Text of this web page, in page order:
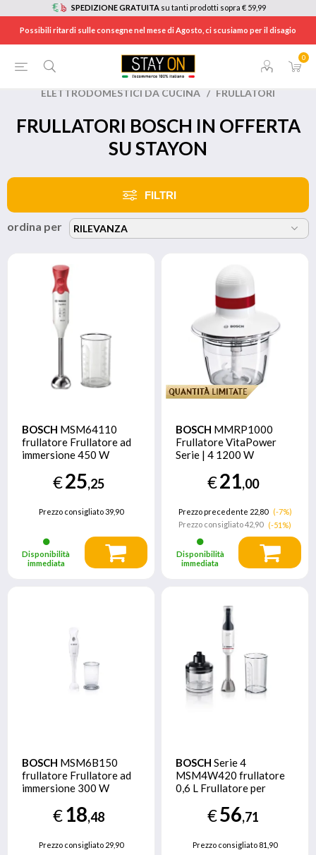
SPEDIZIONE GRATUITA su tanti prodotti sopra € 59,99
Possibili ritardi sulle consegne nel mese di Agosto, ci scusiamo per il disagio
0
/ BRANDS / BOSCH
ELETTRODOMESTICI DA CUCINA / FRULLATORI
FRULLATORI BOSCH IN OFFERTA
SU STAYON
FILTRI
ordina per
BOSCH MSM64110
frullatore Frullatore ad
immersione 450 W
€25,25
Prezzo consigliato39,90
Disponibilità
immediata
BOSCH MMRP1000
Frullatore VitaPower
Serie | 4 1200 W
€21,00
Prezzo precedente 22,80 (-7%)
Prezzo consigliato42,90 (-51%)
Disponibilità
immediata
BOSCH MSM6B150
frullatore Frullatore ad
immersione 300 W
€18,48
Prezzo consigliato29,90
BOSCH Serie 4
MSM4W420 frullatore
0,6 L Frullatore per
Trasparente, Bianco
€56,71
Prezzo consigliato 81,90